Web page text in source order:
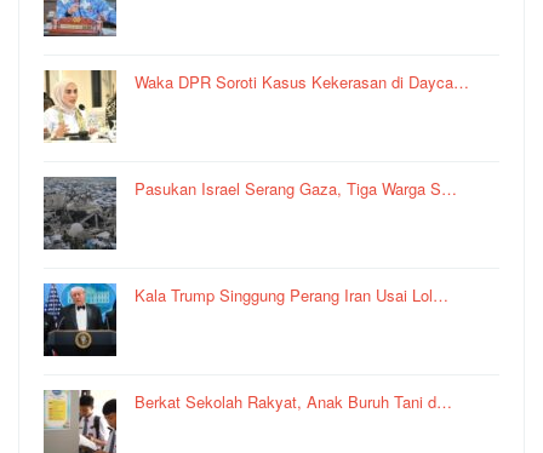
Waka DPR Soroti Kasus Kekerasan di Dayca…
Pasukan Israel Serang Gaza, Tiga Warga S…
Kala Trump Singgung Perang Iran Usai Lol…
Berkat Sekolah Rakyat, Anak Buruh Tani d…